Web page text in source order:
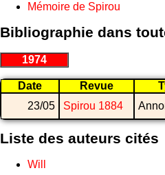
Mémoire de Spirou
Bibliographie dans
1974
Date Revue
23/05
Spirou 1884
Liste des auteurs cités
Will